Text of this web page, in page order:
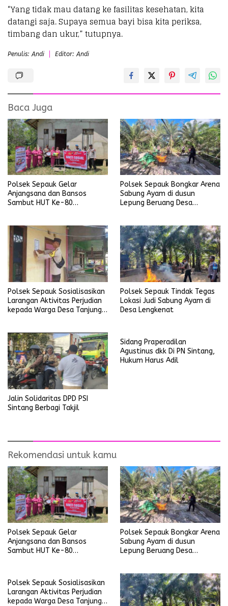
“Yang tidak mau datang ke fasilitas kesehatan, kita
datangi saja. Supaya semua bayi bisa kita periksa,
timbang dan ukur,” tutupnya.
Penulis: Andi Editor: Andi
Baca Juga
Polsek Sepauk Gelar
Anjangsana dan Bansos
Sambut HUT Ke-80
Polsek Sepauk Bongkar Arena
Sabung Ayam di dusun
Lepung Beruang Desa
Polsek Sepauk Sosialisasikan
Larangan Aktivitas Perjudian
kepada Warga Desa Tanjung
Polsek Sepauk Tindak Tegas
Lokasi Judi Sabung Ayam di
Desa Lengkenat
Jalin Solidaritas DPD PSI
Sintang Berbagi Takjil
Sidang Praperadilan
Agustinus dkk Di PN Sintang,
Hukum Harus Adil
Rekomendasi untuk kamu
Polsek Sepauk Gelar
Anjangsana dan Bansos
Sambut HUT Ke-80
Polsek Sepauk Bongkar Arena
Sabung Ayam di dusun
Lepung Beruang Desa
Polsek Sepauk Sosialisasikan
Larangan Aktivitas Perjudian
kepada Warga Desa Tanjung